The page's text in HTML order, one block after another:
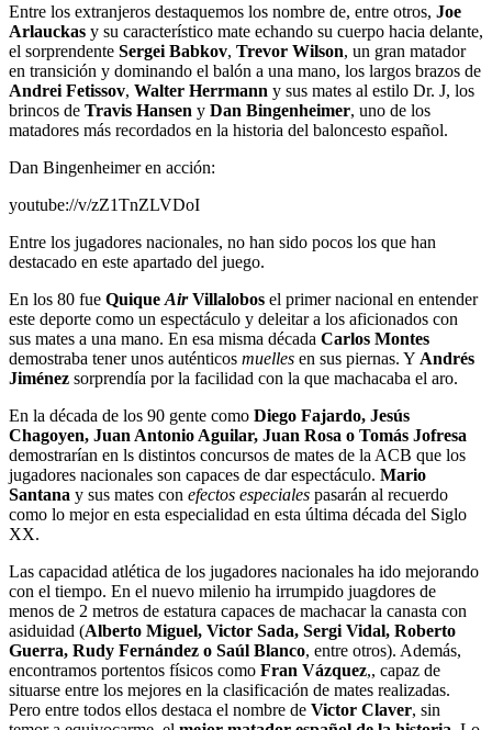
Entre los extranjeros destaquemos los nombre de, entre otros, Joe
Arlauckas y su característico mate echando su cuerpo hacia delante,
el sorprendente Sergei Babkov, Trevor Wilson, un gran matador
en transición y dominando el balón a una mano, los largos brazos de
Andrei Fetissov, Walter Herrmann y sus mates al estilo Dr. J, los
brincos de Travis Hansen y Dan Bingenheimer, uno de los
matadores más recordados en la historia del baloncesto español.
Dan Bingenheimer en acción:
youtube://v/zZ1TnZLVDoI
Entre los jugadores nacionales, no han sido pocos los que han
destacado en este apartado del juego.
En los 80 fue Quique AirVillalobos el primer nacional en entender
este deporte como un espectáculo y deleitar a los aficionados con
sus mates a una mano. En esa misma década Carlos Montes
demostraba tener unos auténticos muelles en sus piernas. Y Andrés
Jiménez sorprendía por la facilidad con la que machacaba el aro.
En la década de los 90 gente como Diego Fajardo, Jesús
Chagoyen, Juan Antonio Aguilar, Juan Rosa o Tomás Jofresa
demostrarían en ls distintos concursos de mates de la ACB que los
jugadores nacionales son capaces de dar espectáculo. Mario
Santana y sus mates con efectos especiales pasarán al recuerdo
como lo mejor en esta especialidad en esta última década del Siglo
XX.
Las capacidad atlética de los jugadores nacionales ha ido mejorando
con el tiempo. En el nuevo milenio ha irrumpido juagdores de
menos de 2 metros de estatura capaces de machacar la canasta con
asiduidad (Alberto Miguel, Victor Sada, Sergi Vidal, Roberto
Guerra, Rudy Fernández o Saúl Blanco, entre otros). Además,
encontramos portentos físicos como Fran Vázquez,, capaz de
situarse entre los mejores en la clasificación de mates realizadas.
Pero entre todos ellos destaca el nombre de Victor Claver, sin